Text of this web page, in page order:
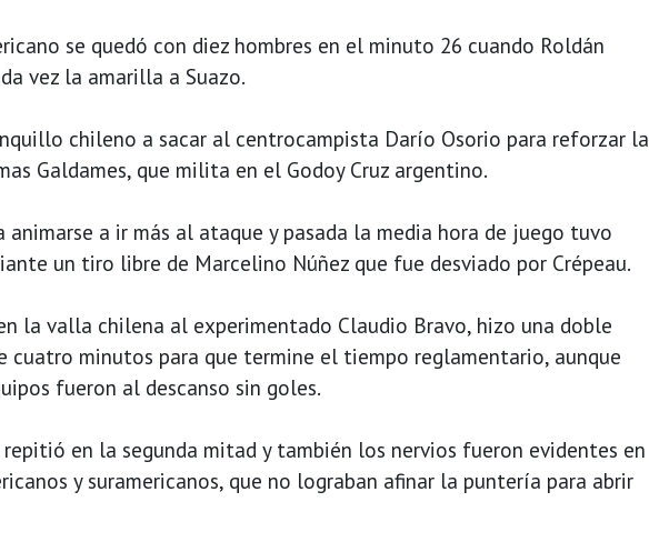
se quedó con diez hombres en el minuto 26 cuando Roldán
vez la amarilla a Suazo.
chileno a sacar al centrocampista Darío Osorio para reforzar la
Galdames, que milita en el Godoy Cruz argentino.
animarse a ir más al ataque y pasada la media hora de juego tuvo
un tiro libre de Marcelino Núñez que fue desviado por Crépeau.
la valla chilena al experimentado Claudio Bravo, hizo una doble
cuatro minutos para que termine el tiempo reglamentario, aunque
fueron al descanso sin goles.
repitió en la segunda mitad y también los nervios fueron evidentes en
y suramericanos, que no lograban afinar la puntería para abrir